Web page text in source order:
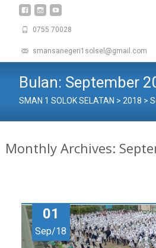
0755 70028
smansanegeri1solsel@gmail.com
Bulan: September
SMAN 1 SOLOK SELATAN > 2018 >
Monthly Archives:
01
Sep/18